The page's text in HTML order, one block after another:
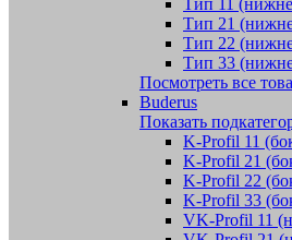
Тип 11
Тип 21
Тип 22
Тип 33
Посмотреть все
Buderus
Показать
K-Profil 11
K-Profil 21
K-Profil 22
K-Profil 33
VK-Profil 11